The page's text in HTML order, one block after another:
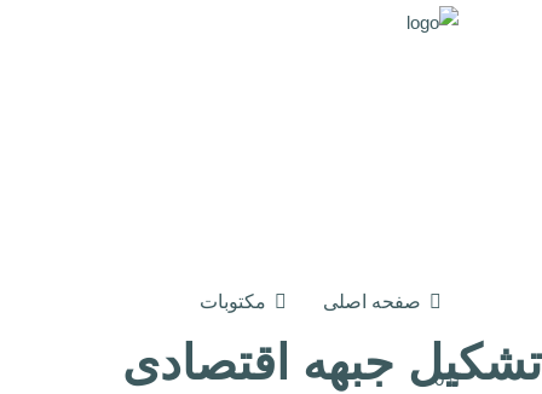
صفحه اصلی مکتوبات
0
تشکیل جبهه اقتصادی